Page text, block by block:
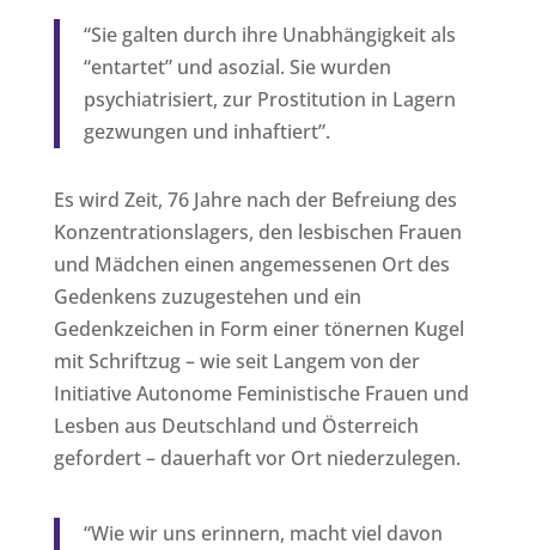
“Sie galten durch ihre Unabhängigkeit als
“entartet” und asozial. Sie wurden
psychiatrisiert, zur Prostitution in Lagern
gezwungen und inhaftiert”.
Es wird Zeit, 76 Jahre nach der Befreiung des
Konzentrationslagers, den lesbischen Frauen
und Mädchen einen angemessenen Ort des
Gedenkens zuzugestehen und ein
Gedenkzeichen in Form einer tönernen Kugel
mit Schriftzug – wie seit Langem von der
Initiative Autonome Feministische Frauen und
Lesben aus Deutschland und Österreich
gefordert – dauerhaft vor Ort niederzulegen.
“Wie wir uns erinnern, macht viel davon